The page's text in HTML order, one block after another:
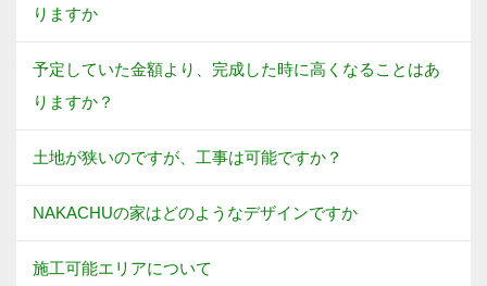
りますか
予定していた金額より、完成した時に高くなることはあ
りますか？
土地が狭いのですが、工事は可能ですか？
NAKACHUの家はどのようなデザインですか
施工可能エリアについて